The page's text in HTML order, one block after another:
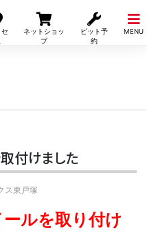
セ
ネットショッ
プ
ピット予
約
MENU
付けました
ス東戸塚
ルを取り付け